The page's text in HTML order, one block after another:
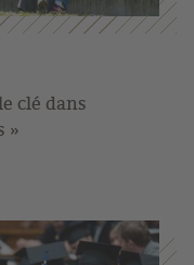
clé dans
»